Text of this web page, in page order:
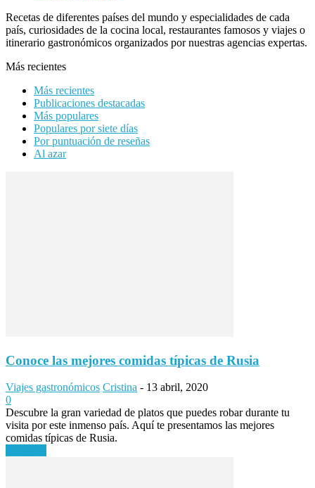
Recetas de diferentes países del mundo y especialidades de cada
país, curiosidades de la cocina local, restaurantes famosos y viajes o
itinerario gastronómicos organizados por nuestras agencias expertas.
Más recientes
Más recientes
Publicaciones destacadas
Más populares
Populares por siete días
Por puntuación de reseñas
Al azar
Conoce las mejores comidas típicas de Rusia
Viajes gastronómicos Cristina - 13 abril, 2020
0
Descubre la gran variedad de platos que puedes robar durante tu
visita por este inmenso país. Aquí te presentamos las mejores
comidas típicas de Rusia.